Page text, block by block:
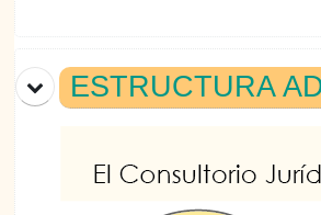
ESTRUCTURA